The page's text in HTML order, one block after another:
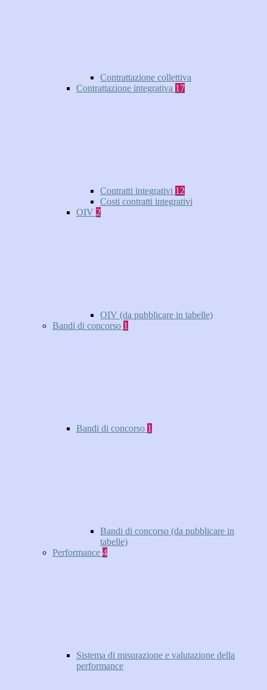
Contrattazione collettiva
Contrattazione integrativa 17
Contratti integrativi 12
Costi contratti integrativi
OIV 2
OIV (da pubblicare in tabelle)
Bandi di concorso 1
Bandi di concorso 1
Bandi di concorso (da pubblicare in
tabelle)
Performance 4
Sistema di misurazione e valutazione della
performance